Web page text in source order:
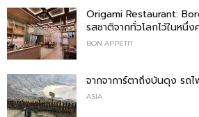
Origami Restaurant:
รสชาติจากทั่วโลกไว้ในหนึ่ง
BON APPETIT
จากจาการ์ตาถึงบันดุง รถไ
ASIA